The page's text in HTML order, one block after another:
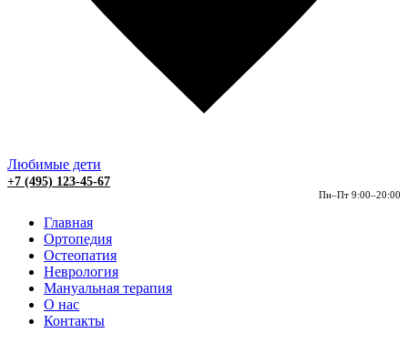
Любимые дети
+7 (495) 123-45-67
Пн–Пт 9:00–20:00
Главная
Ортопедия
Остеопатия
Неврология
Мануальная терапия
О нас
Контакты